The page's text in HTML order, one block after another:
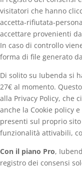
visitatori che hanno
accetta-rifiutata-
accettare provenienti
In caso di controllo
forma di file generato
Di solito su Iubenda si
27€ al momento.
alla Privacy Policy, che
anche la Cookie policy
presenti sul proprio
funzionalità attivabili,
Con il piano Pro,
registro dei consensi